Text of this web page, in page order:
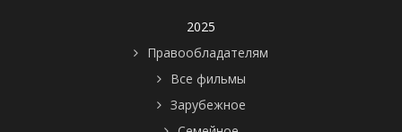
2025
Правообладателям
Все фильмы
Зарубежное